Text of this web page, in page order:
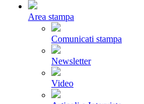
Area stampa
Comunicati stampa
Newsletter
Video